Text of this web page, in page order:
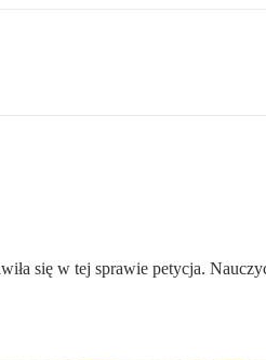
się w tej sprawie petycja.